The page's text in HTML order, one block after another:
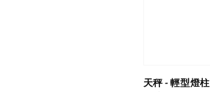
天秤 - 輕型燈柱